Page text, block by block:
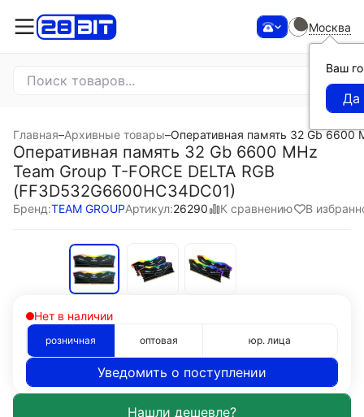
Москва
Ваш
Главная–Архивные товары–Оперативная память 32 Gb 6600
Оперативная память 32 Gb 6600 MHz
Team Group T-FORCE DELTA RGB
(FF3D532G6600HC34DC01)
Бренд:TEAM GROUPАртикул:26290 К сравнению В
Нет в наличии
розничная оптовая юр. лица
Уведомить о поступлении